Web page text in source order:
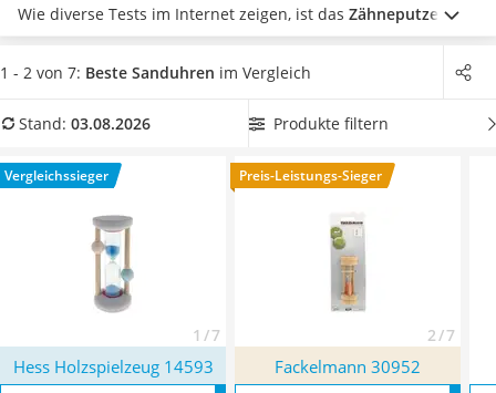
Duschkopf mit Kalkfilter
Aktenvernichter Sicherheitsstufe 4
Bettgitter
Topper 100 x 200
Höhenverstellbarer Schreibtisch
Matratze 90 x 200 cm
Wie diverse Tests im Internet zeigen, ist das Zähneputzen mit
Sanduhr vor allem für Kinder sinnvoll, um ein Gespür für die
Zeit zu entwickeln. Aber auch beim Kochen, Spielen oder
kommen. Wählen Sie jetzt aus unserer Vergleichstabelle eine
zu können. Überzeugt hat uns hier im August 2026
besonders das Modell
Hess Holzspielzeug 14593*
Eigenschaften.
1 - 2 von 7: Beste Sanduhren im Vergleich
Stand: 03.08.2026 Produkte filtern
Vergleichssieger
1 / 7
Preis-Leistungs-Sieger
2 / 7
Hess Holzspielzeug 14593 Fackelmann 30952